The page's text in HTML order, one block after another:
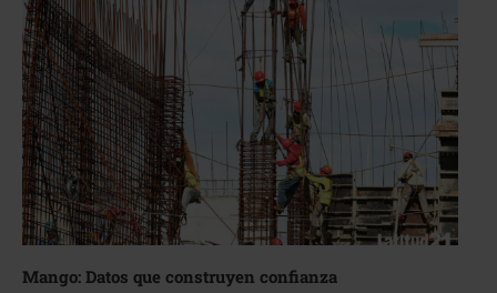
Mango: Datos que construyen confianza